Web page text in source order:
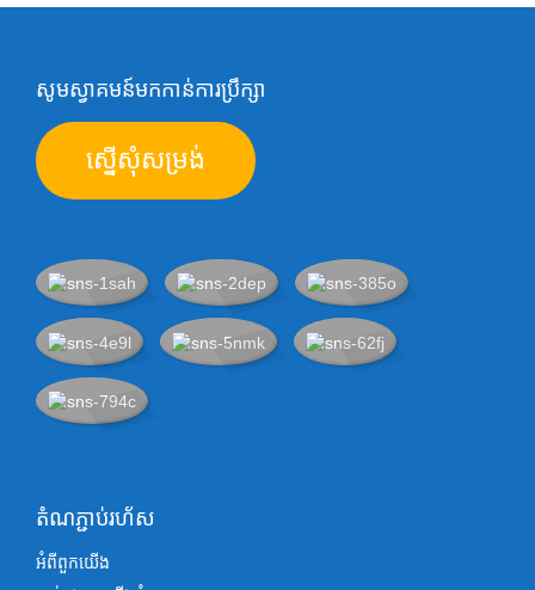
សូមស្វាគមន៍មកកាន់ការប្រឹក្សា
ស្នើសុំសម្រង់
តំណភ្ជាប់រហ័ស
អំពីពួកយើង